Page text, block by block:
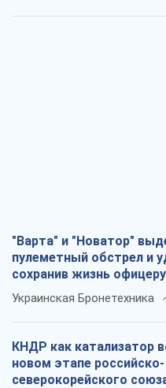
"Варта" и "Новатор"
пулеметный обстрел и
сохранив жизнь
Украинская Бронетехника
КНДР как катализатор
новом этапе российско-
северокорейского